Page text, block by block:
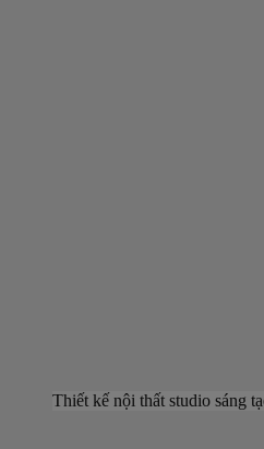
Thiết kế nội thất studio sáng